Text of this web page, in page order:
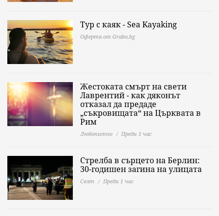
Тур с каяк - Sea Kayaking
Оферта от Grabo.bg
Жестоката смърт на свети
Лаврентий - как дяконът
отказал да предаде
„съкровищата“ на Църквата в
Рим
Любопитно Преди 1 час
Стрелба в сърцето на Берлин:
30-годишен загина на улицата
Свят Преди 1 час